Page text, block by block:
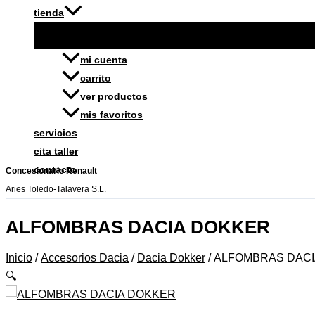
tienda
mi cuenta
carrito
ver productos
mis favoritos
servicios
cita taller
contacto
Concesionario Renault
Aries Toledo-Talavera S.L.
ALFOMBRAS DACIA DOKKER
Inicio /Accesorios Dacia / Dacia Dokker / ALFOMBRAS
🔍